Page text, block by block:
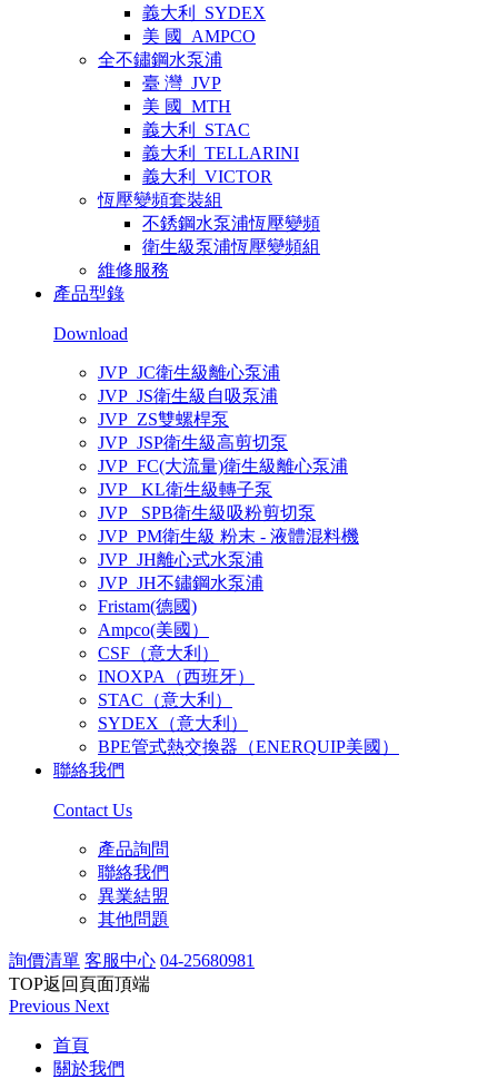
義大利_SYDEX
美 國_AMPCO
全不鏽鋼水泵浦
臺 灣_JVP
美 國_MTH
義大利_STAC
義大利_TELLARINI
義大利_VICTOR
恆壓變頻套裝組
不銹鋼水泵浦恆壓變頻
衛生級泵浦恆壓變頻組
維修服務
產品型錄
Download
JVP_JC衛生級離心泵浦
JVP_JS衛生級自吸泵浦
JVP_ZS雙螺桿泵
JVP_JSP衛生級高剪切泵
JVP_FC(大流量)衛生級離心泵浦
JVP_ KL衛生級轉子泵
JVP_ SPB衛生級吸粉剪切泵
JVP_PM衛生級 粉末 - 液體混料機
JVP_JH離心式水泵浦
JVP_JH不鏽鋼水泵浦
Fristam(德國)
Ampco(美國）
CSF（意大利）
INOXPA（西班牙）
STAC（意大利）
SYDEX（意大利）
BPE管式熱交換器（ENERQUIP美國）
聯絡我們
Contact Us
產品詢問
聯絡我們
異業結盟
其他問題
詢價清單 客服中心 04-25680981
TOP返回頁面頂端
Previous Next
首頁
關於我們